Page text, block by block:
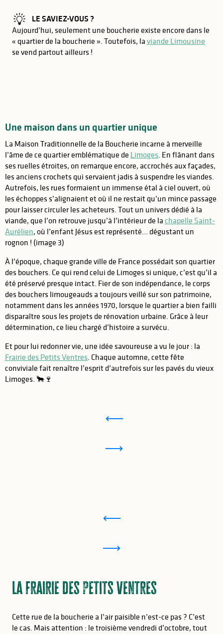
LE SAVIEZ-VOUS ?
Aujourd’hui, seulement une boucherie existe encore dans le
« quartier de la boucherie ». Toutefois, la viande Limousine
se vend partout ailleurs !
Une maison dans un quartier unique
La Maison Traditionnelle de la Boucherie incarne à merveille
l’âme de ce quartier emblématique de Limoges. En flânant dans
ses ruelles étroites, on remarque encore, accrochés aux façades,
les anciens crochets qui servaient jadis à suspendre les viandes.
Autrefois, les rues formaient un immense étal à ciel ouvert, où
les échoppes s’alignaient et où il ne restait qu’un mince passage
pour laisser circuler les acheteurs. Tout un univers dédié à la
viande, que l’on retrouve jusqu’à l’intérieur de la chapelle Saint-
Aurélien, où l’enfant Jésus est représenté… dégustant un
rognon ! (image 3)
À l’époque, chaque grande ville de France possédait son quartier
des bouchers. Ce qui rend celui de Limoges si unique, c’est qu’il a
été préservé presque intact. Fier de son indépendance, le corps
des bouchers limougeauds a toujours veillé sur son patrimoine,
notamment dans les années 1970, lorsque le quartier a bien failli
disparaître sous les projets de rénovation urbaine. Grâce à leur
détermination, ce lieu chargé d’histoire a survécu.
Et pour lui redonner vie, une idée savoureuse a vu le jour : la
Frairie des Petits Ventres. Chaque automne, cette fête
conviviale fait renaître l’esprit d’autrefois sur les pavés du vieux
Limoges. 🐂🍷
La frairie des petits ventres
Cette rue de la boucherie a l’air paisible n’est-ce pas ? C’est
le cas. Mais attention : le troisième vendredi d’octobre, tout